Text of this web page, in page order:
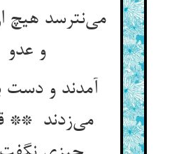
می‌نترسد هیچ
و عدو
آمدند و دست
می‌زدند **